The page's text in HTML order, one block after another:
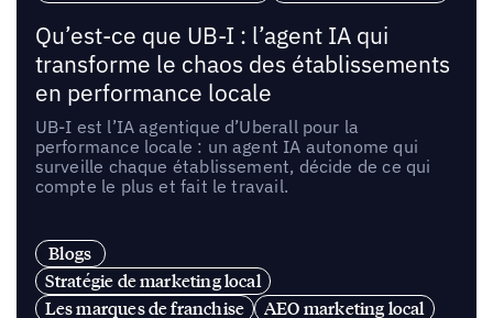
Qu’est-ce que UB-I : l’agent IA qui
transforme le chaos des établissements
en performance locale
UB-I est l’IA agentique d’Uberall pour la
performance locale : un agent IA autonome qui
surveille chaque établissement, décide de ce qui
compte le plus et fait le travail.
Blogs
Stratégie de marketing local
Les marques de franchise
AEO marketing local